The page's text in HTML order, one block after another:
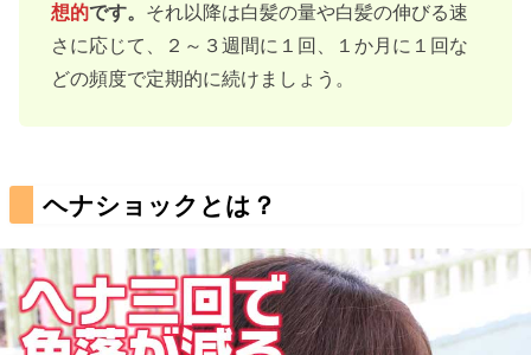
想的です。 それ以降は白髪の量や白髪の伸びる速
さに応じて、２～３週間に１回、１か月に１回な
どの頻度で定期的に続けましょう。
ヘナショックとは？